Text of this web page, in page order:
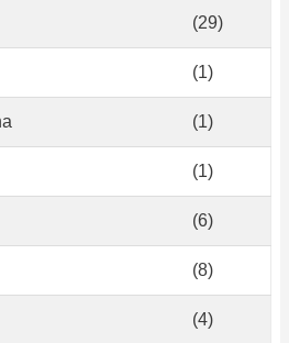
(29)
(1)
(1)
(1)
(6)
(8)
(4)